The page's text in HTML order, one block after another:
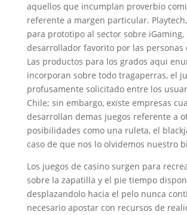
aquellos que incumplan proverbio
referente a margen particular.
para prototipo al sector sobre iGaming,
desarrollador favorito por las personas
Las productos para los grados aqui
incorporan sobre todo tragaperras, el
profusamente solicitado entre los
Chile; sin embargo, existe empresas
desarrollan demas juegos referente a
posibilidades como una ruleta, el
caso de que nos lo olvidemos nuestro
Los juegos de casino surgen para
sobre la zapatilla y el pie tiempo
desplazandolo hacia el pelo nunca
necesario apostar con recursos de